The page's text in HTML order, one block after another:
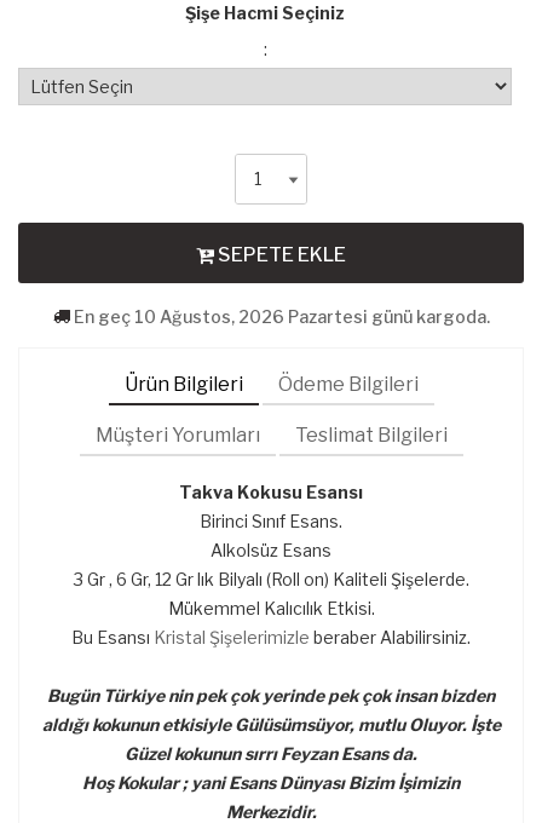
Şişe Hacmi Seçiniz
:
SEPETE EKLE
En geç 10 Ağustos, 2026 Pazartesi günü kargoda.
Ürün Bilgileri Ödeme Bilgileri
Müşteri Yorumları Teslimat Bilgileri
Takva Kokusu Esansı
Birinci Sınıf Esans.
Alkolsüz Esans
3 Gr , 6 Gr, 12 Gr lık Bilyalı (Roll on) Kaliteli Şişelerde.
Mükemmel Kalıcılık Etkisi.
Bu Esansı Kristal Şişelerimizle beraber Alabilirsiniz.
Bugün Türkiye nin pek çok yerinde pek çok insan bizden
aldığı kokunun etkisiyle Gülüsümsüyor, mutlu Oluyor. İşte
Güzel kokunun sırrı Feyzan Esans da.
Hoş Kokular ; yani Esans Dünyası Bizim İşimizin
Merkezidir.